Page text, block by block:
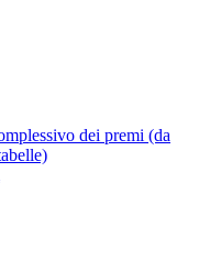
dei premi (da